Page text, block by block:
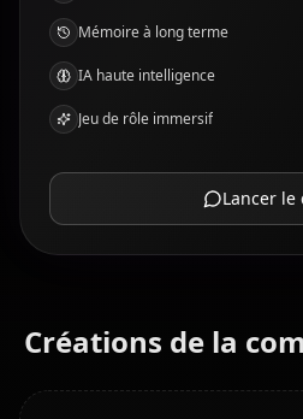
Mémoire à long terme
IA haute intelligence
Jeu de rôle immersif
Lancer le
Créations de la